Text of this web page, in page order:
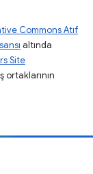
Commons Atıf
altında
Site
ortaklarının